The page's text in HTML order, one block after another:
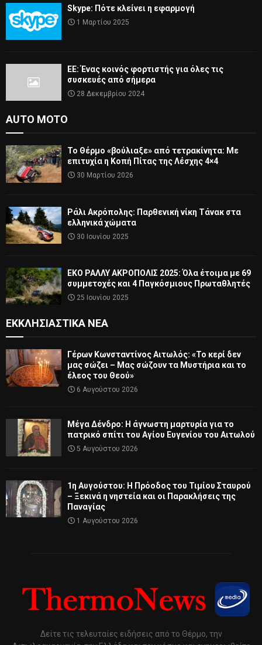
Skype: Πότε κλείνει η εφαρμογή
1 Μαρτίου 2025
ΕΕ: Ένας κοινός φορτιστής για όλες τις
συσκευές από σήμερα
28 Δεκεμβρίου 2024
AUTO MOTO
Το Θέρμο «βούλιαξε» από τετρακίνητα: Με
επιτυχία η Κοπή Πίτας της Λέσχης 4×4
30 Μαρτίου 2026
Ράλι Ακρόπολης: Παρθενική νίκη Τάνακ στα
ελληνικά χώματα
30 Ιουνίου 2025
ΕΚΟ ΡΑΛΛΥ ΑΚΡΟΠΟΛΙΣ 2025: Όλα έτοιμα με 69
συμμετοχές και 4 Παγκόσμιους Πρωταθλητές
25 Ιουνίου 2025
ΕΚΚΛΗΣΙΑΣΤΙΚΆ ΝΈΑ
Γέρων Κωνσταντίνος Αιτωλός: «Το κερί δεν
μας σώζει – Μας σώζουν τα Μυστήρια και το
έλεος του Θεού»
6 Αυγούστου 2026
Μέγα Δένδρο: Η άγνωστη μαρτυρία για το
πατρικό σπίτι του Αγίου Ευγενίου του Αιτωλού
5 Αυγούστου 2026
1η Αυγούστου: Η Πρόοδος του Τιμίου Σταυρού
– Ξεκινά η νηστεία και οι Παρακλήσεις της
Παναγίας
1 Αυγούστου 2026
Δείτε τις τελευταίες ειδήσεις από το Θέρμο, την